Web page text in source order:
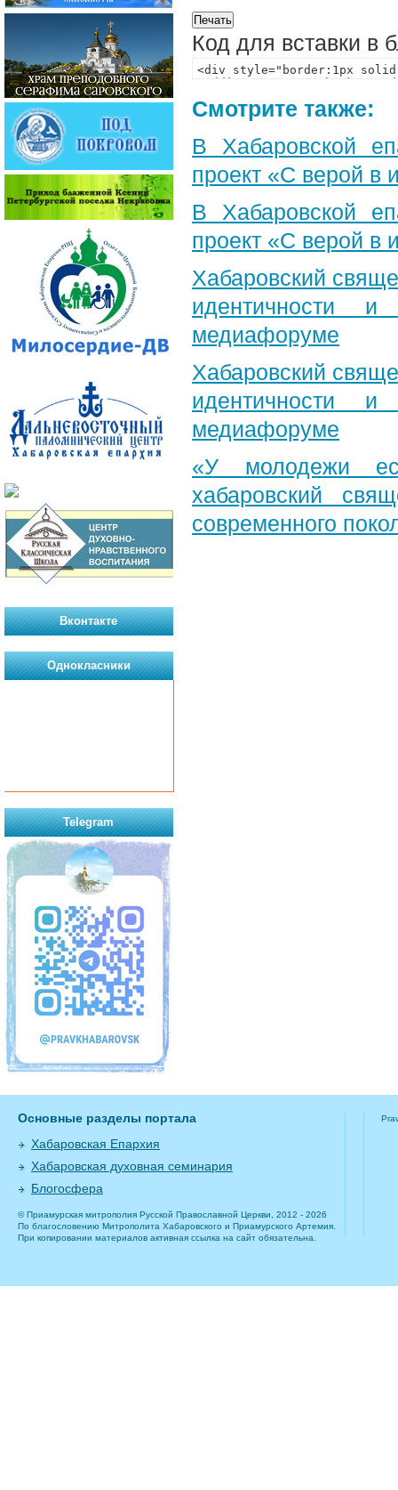
Код для вставки в
Смотрите также:
В Хабаровской
проект «С верой в
В Хабаровской
проект «С верой в
Хабаровский
идентичности
медиафоруме
Хабаровский
идентичности
медиафоруме
«У молодежи
хабаровский
современного
Вконтакте
Однокласники
Telegram
Основные разделы портала
Хабаровская Епархия
Хабаровская духовная семинария
Блогосфера
© Приамурская митрополия Русской Православной Церкви, 2012 - 2026
По благословению Митрополита Хабаровского и Приамурского Артемия.
При копировании материалов активная ссылка на сайт обязательна.